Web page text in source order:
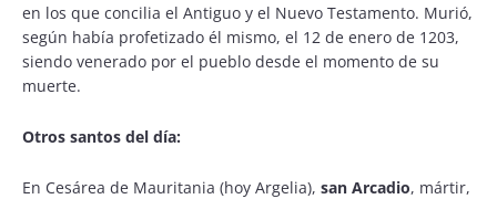
en los que concilia el Antiguo y el Nuevo Testamento. Murió,
según había profetizado él mismo, el 12 de enero de 1203,
siendo venerado por el pueblo desde el momento de su
muerte.
Otros santos del día:
En Cesárea de Mauritania (hoy Argelia), san Arcadio, mártir,